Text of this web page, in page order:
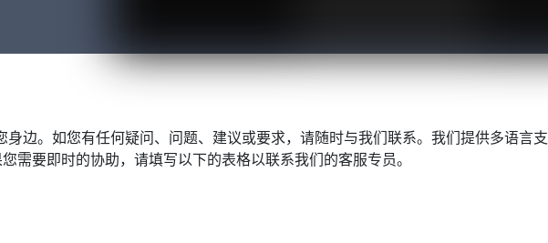
身边。如您有任何疑问、问题、建议或要求，请随时与我们联系。我们提供多语言支
需要即时的协助，请填写以下的表格以联系我们的客服专员。